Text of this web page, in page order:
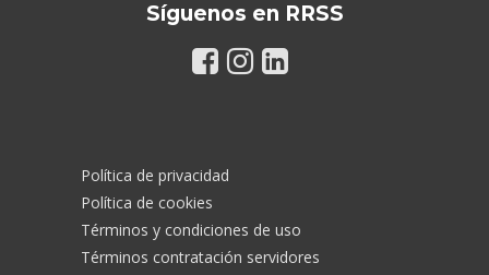
Síguenos en RRSS
Política de privacidad
Política de cookies
Términos y condiciones de uso
Términos contratación servidores